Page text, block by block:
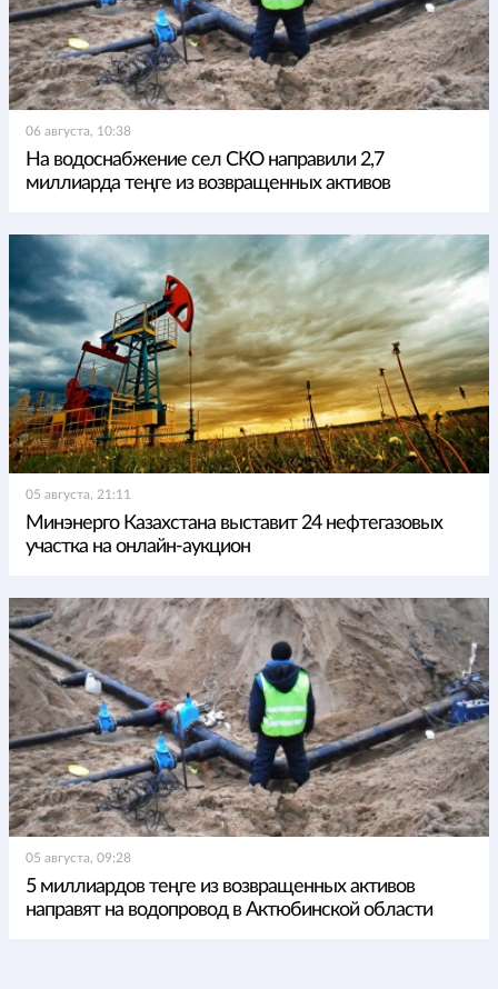
06 августа, 10:38
На водоснабжение сел СКО направили 2,7
миллиарда теңге из возвращенных активов
05 августа, 21:11
Минэнерго Казахстана выставит 24 нефтегазовых
участка на онлайн-аукцион
05 августа, 09:28
5 миллиардов теңге из возвращенных активов
направят на водопровод в Актюбинской области